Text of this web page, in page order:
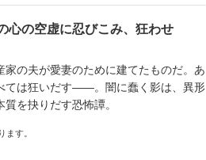
心の空虚に忍びこみ、狂わせ
の夫が愛妻のために建てたものだ。あ
ては狂いだす――。闇に蠢く影は、異形
を抉りだす恐怖譚。
ます。